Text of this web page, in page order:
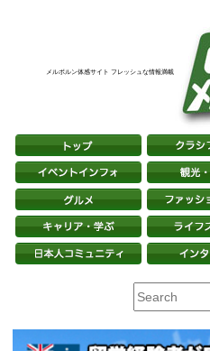
メルボルン体感サイト フレッシュな情報満載